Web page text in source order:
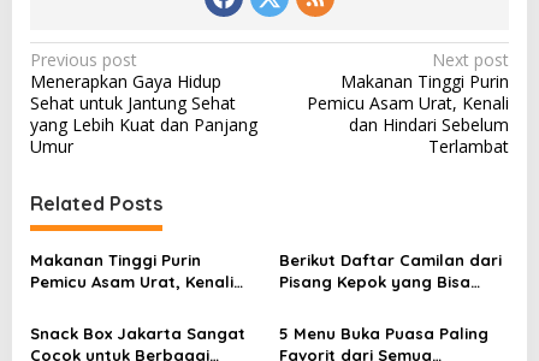
P
o
s
t
n
a
v
i
g
Previous post
Menerapkan Gaya Hidup
Sehat untuk Jantung Sehat
yang Lebih Kuat dan Panjang
Umur
Next post
Makanan Tinggi Purin
Pemicu Asam Urat, Kenali
dan Hindari Sebelum
Terlambat
Related Posts
Makanan Tinggi Purin
Pemicu Asam Urat, Kenali
Terlambat
Berikut Daftar Camilan dari
Pisang Kepok yang Bisa
Snack Box Jakarta Sangat
Cocok untuk Berbagai
5 Menu Buka Puasa Paling
Favorit dari Semua